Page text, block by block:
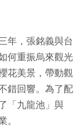
年，張銘義與台
何重振烏來觀光
花美景，帶動觀
錯回響。為了配
「九龍池」與
。